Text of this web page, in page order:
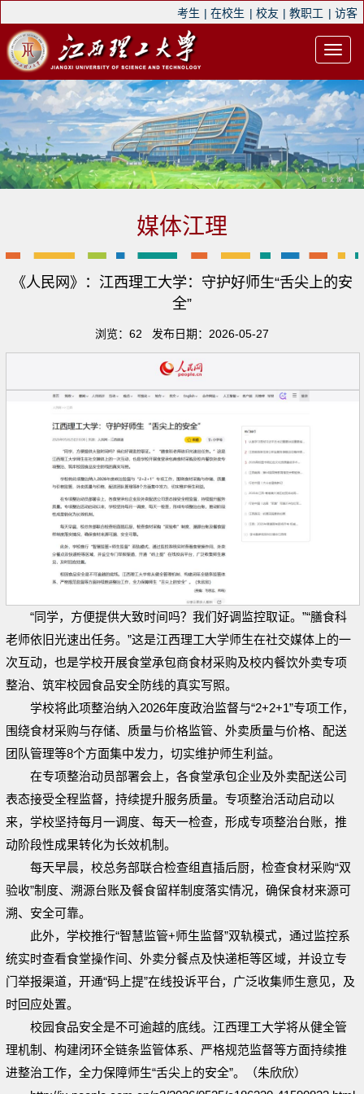
考生 | 在校生 | 校友 | 教职工 | 访客
媒体江理
《人民网》：江西理工大学：守护好师生“舌尖上的安
全”
浏览： 62 发布日期：2026-05-27
“同学，方便提供大致时间吗？我们好调监控取证。”“膳食科
老师依旧光速出任务。”这是江西理工大学师生在社交媒体上的一
次互动，也是学校开展食堂承包商食材采购及校内餐饮外卖专项
整治、筑牢校园食品安全防线的真实写照。
学校将此项整治纳入2026年度政治监督与“2+2+1”专项工作，
围绕食材采购与存储、质量与价格监管、外卖质量与价格、配送
团队管理等8个方面集中发力，切实维护师生利益。
在专项整治动员部署会上，各食堂承包企业及外卖配送公司
表态接受全程监督，持续提升服务质量。专项整治活动启动以
来，学校坚持每月一调度、每天一检查，形成专项整治台账，推
动阶段性成果转化为长效机制。
每天早晨，校总务部联合检查组直插后厨，检查食材采购“双
验收”制度、溯源台账及餐食留样制度落实情况，确保食材来源可
溯、安全可靠。
此外，学校推行“智慧监管+师生监督”双轨模式，通过监控系
统实时查看食堂操作间、外卖分餐点及快递柜等区域，并设立专
门举报渠道，开通“码上提”在线投诉平台，广泛收集师生意见，及
时回应处置。
校园食品安全是不可逾越的底线。江西理工大学将从健全管
理机制、构建闭环全链条监管体系、严格规范监督等方面持续推
进整治工作，全力保障师生“舌尖上的安全”。（朱欣欣）